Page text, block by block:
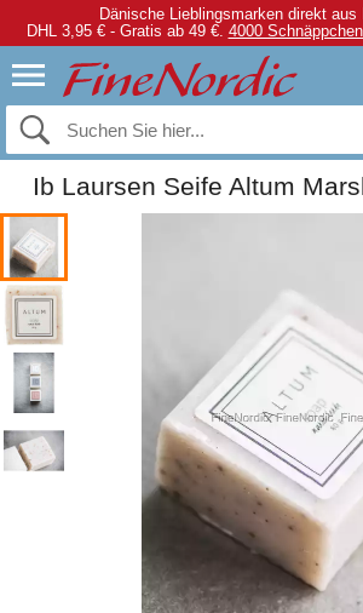
Dänische Lieblingsmarken direkt aus
DHL 3,95 € - Gratis ab 49 €. 4000
Ib Laursen Seife Altum